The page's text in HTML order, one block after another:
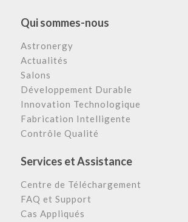
Qui sommes-nous
Astronergy
Actualités
Salons
Développement Durable
Innovation Technologique
Fabrication Intelligente
Contrôle Qualité
Services et Assistance
Centre de Téléchargement
FAQ et Support
Cas Appliqués